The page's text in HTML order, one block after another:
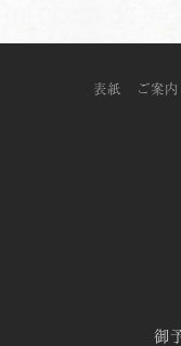
表紙 ご案内
御